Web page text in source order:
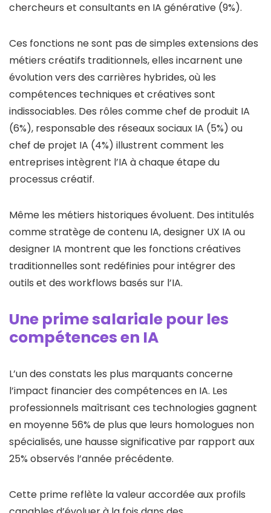
chercheurs et consultants en IA générative (9%).
Ces fonctions ne sont pas de simples extensions des
métiers créatifs traditionnels, elles incarnent une
évolution vers des carrières hybrides, où les
compétences techniques et créatives sont
indissociables. Des rôles comme chef de produit IA
(6%), responsable des réseaux sociaux IA (5%) ou
chef de projet IA (4%) illustrent comment les
entreprises intègrent l’IA à chaque étape du
processus créatif.
Même les métiers historiques évoluent. Des intitulés
comme stratège de contenu IA, designer UX IA ou
designer IA montrent que les fonctions créatives
traditionnelles sont redéfinies pour intégrer des
outils et des workflows basés sur l’IA.
Une prime salariale pour les
compétences en IA
L’un des constats les plus marquants concerne
l’impact financier des compétences en IA. Les
professionnels maîtrisant ces technologies gagnent
en moyenne 56% de plus que leurs homologues non
spécialisés, une hausse significative par rapport aux
25% observés l’année précédente.
Cette prime reflète la valeur accordée aux profils